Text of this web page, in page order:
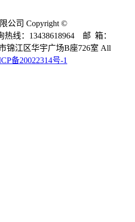
公司 Copyright ©
热线：13438618964 邮 箱：
锦江区华宇广场B座726室 All
备20022314号-1